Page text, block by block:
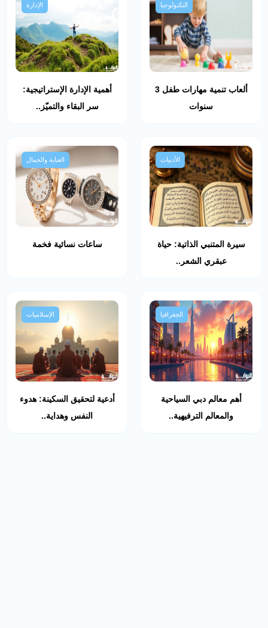
التكنولوجيا
ألعاب تنمية مهارات طفل 3
سنوات
الإدارة
أهمية الإدارة الإستراتيجية:
سر البقاء والتميّز..
الأدبيات
سيرة المتنبي الذاتية: حياة
عبقري الشعر..
العناية والجمال
ساعات نسائية فخمة
الجغرافيا
أهم معالم دبي السياحية
والمعالم الترفيهية..
الإسلاميات
أدعية لتحقيق السكينة: هدوء
النفس وهداية..